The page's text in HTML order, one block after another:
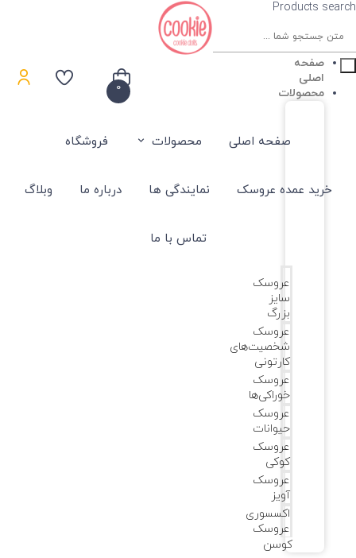
Products search
0
صفحه اصلی محصولات فروشگاه
خرید عمده عروسک نمایندگی ها درباره ما وبلاگ
تماس با ما
صفحه
اصلی
محصولات
عروسک
سایز
بزرگ
عروسک‌
شخصیت‌های
کارتونی
عروسک
خوراکی‌ها
عروسک
حیوانات
عروسک
کوکی
عروسک
آویز
اکسسوری
عروسک
کوسن